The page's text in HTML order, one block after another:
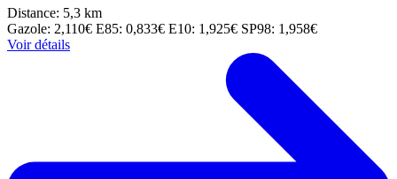
Distance: 5,3 km
Gazole: 2,110€ E85: 0,833€ E10: 1,925€ SP98: 1,958€
Voir détails